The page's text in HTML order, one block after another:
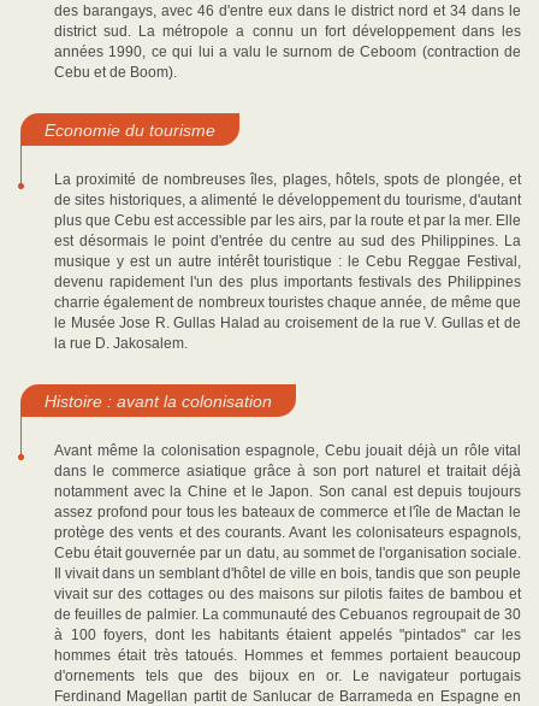
des barangays, avec 46 d'entre eux dans le district nord et 34 dans le
district sud. La métropole a connu un fort développement dans les
années 1990, ce qui lui a valu le surnom de Ceboom (contraction de
Cebu et de Boom).
Economie du tourisme
La proximité de nombreuses îles, plages, hôtels, spots de plongée, et
de sites historiques, a alimenté le développement du tourisme, d'autant
plus que Cebu est accessible par les airs, par la route et par la mer. Elle
est désormais le point d'entrée du centre au sud des Philippines. La
musique y est un autre intérêt touristique : le Cebu Reggae Festival,
devenu rapidement l'un des plus importants festivals des Philippines
charrie également de nombreux touristes chaque année, de même que
le Musée Jose R. Gullas Halad au croisement de la rue V. Gullas et de
la rue D. Jakosalem.
Histoire : avant la colonisation
Avant même la colonisation espagnole, Cebu jouait déjà un rôle vital
dans le commerce asiatique grâce à son port naturel et traitait déjà
notamment avec la Chine et le Japon. Son canal est depuis toujours
assez profond pour tous les bateaux de commerce et l'île de Mactan le
protège des vents et des courants. Avant les colonisateurs espagnols,
Cebu était gouvernée par un datu, au sommet de l'organisation sociale.
Il vivait dans un semblant d'hôtel de ville en bois, tandis que son peuple
vivait sur des cottages ou des maisons sur pilotis faites de bambou et
de feuilles de palmier. La communauté des Cebuanos regroupait de 30
à 100 foyers, dont les habitants étaient appelés "pintados" car les
hommes était très tatoués. Hommes et femmes portaient beaucoup
d'ornements tels que des bijoux en or. Le navigateur portugais
Ferdinand Magellan partit de Sanlucar de Barrameda en Espagne en